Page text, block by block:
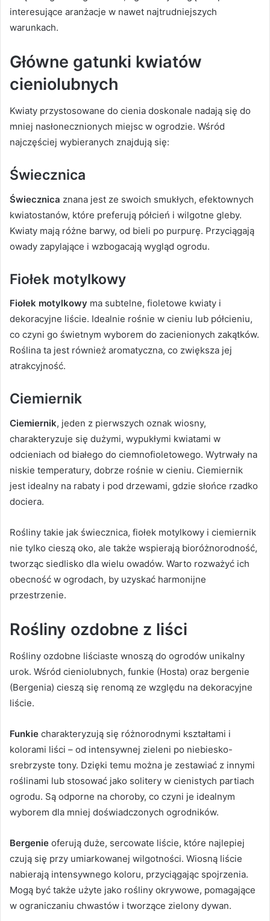
interesujące aranżacje w nawet najtrudniejszych
warunkach.
Główne gatunki kwiatów
cieniolubnych
Kwiaty przystosowane do cienia doskonale nadają się do
mniej nasłonecznionych miejsc w ogrodzie. Wśród
najczęściej wybieranych znajdują się:
Świecznica
Świecznica znana jest ze swoich smukłych, efektownych
kwiatostanów, które preferują półcień i wilgotne gleby.
Kwiaty mają różne barwy, od bieli po purpurę. Przyciągają
owady zapylające i wzbogacają wygląd ogrodu.
Fiołek motylkowy
Fiołek motylkowy ma subtelne, fioletowe kwiaty i
dekoracyjne liście. Idealnie rośnie w cieniu lub półcieniu,
co czyni go świetnym wyborem do zacienionych zakątków.
Roślina ta jest również aromatyczna, co zwiększa jej
atrakcyjność.
Ciemiernik
Ciemiernik, jeden z pierwszych oznak wiosny,
charakteryzuje się dużymi, wypukłymi kwiatami w
odcieniach od białego do ciemnofioletowego. Wytrwały na
niskie temperatury, dobrze rośnie w cieniu. Ciemiernik
jest idealny na rabaty i pod drzewami, gdzie słońce rzadko
dociera.
Rośliny takie jak świecznica, fiołek motylkowy i ciemiernik
nie tylko cieszą oko, ale także wspierają bioróżnorodność,
tworząc siedlisko dla wielu owadów. Warto rozważyć ich
obecność w ogrodach, by uzyskać harmonijne
przestrzenie.
Rośliny ozdobne z liści
Rośliny ozdobne liściaste wnoszą do ogrodów unikalny
urok. Wśród cieniolubnych, funkie (Hosta) oraz bergenie
(Bergenia) cieszą się renomą ze względu na dekoracyjne
liście.
Funkie charakteryzują się różnorodnymi kształtami i
kolorami liści – od intensywnej zieleni po niebiesko-
srebrzyste tony. Dzięki temu można je zestawiać z innymi
roślinami lub stosować jako solitery w cienistych partiach
ogrodu. Są odporne na choroby, co czyni je idealnym
wyborem dla mniej doświadczonych ogrodników.
Bergenie oferują duże, sercowate liście, które najlepiej
czują się przy umiarkowanej wilgotności. Wiosną liście
nabierają intensywnego koloru, przyciągając spojrzenia.
Mogą być także użyte jako rośliny okrywowe, pomagające
w ograniczaniu chwastów i tworzące zielony dywan.